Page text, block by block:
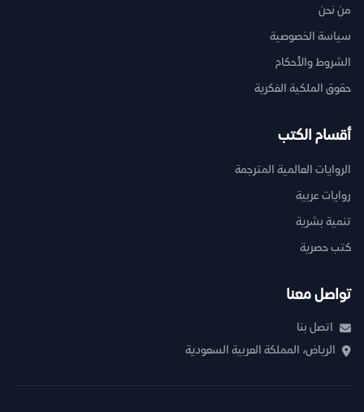
من نحن
سياسة الخصوصية
الشروط والأحكام
حقوق الملكية الفكرية
أقسام الكتب
الروايات العالمية المترجمة
روايات عربية
تنمية بشرية
كتب حصرية
تواصل معنا
اتصل بنا
الرياض، المملكة العربية السعودية